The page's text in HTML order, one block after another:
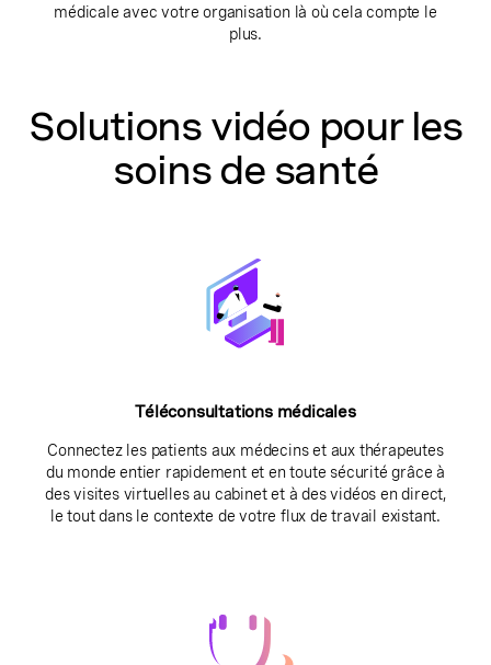
médicale avec votre organisation là où cela compte le
plus.
Solutions vidéo pour les
soins de santé
Téléconsultations médicales
Connectez les patients aux médecins et aux thérapeutes
du monde entier rapidement et en toute sécurité grâce à
des visites virtuelles au cabinet et à des vidéos en direct,
le tout dans le contexte de votre flux de travail existant.